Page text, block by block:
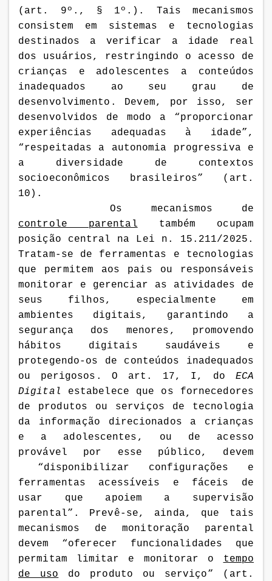
(art. 9º., § 1º.). Tais mecanismos
consistem em sistemas e tecnologias
destinados a verificar a idade real
dos usuários, restringindo o acesso de
crianças e adolescentes a conteúdos
inadequados ao seu grau de
desenvolvimento. Devem, por isso, ser
desenvolvidos de modo a “proporcionar
experiências adequadas à idade”,
“respeitadas a autonomia progressiva e
a diversidade de contextos
socioeconômicos brasileiros” (art.
10).
Os mecanismos de
controle parental também ocupam
posição central na Lei n. 15.211/2025.
Tratam-se de ferramentas e tecnologias
que permitem aos pais ou responsáveis
monitorar e gerenciar as atividades de
seus filhos, especialmente em
ambientes digitais, garantindo a
segurança dos menores, promovendo
hábitos digitais saudáveis e
protegendo-os de conteúdos inadequados
ou perigosos. O art. 17, I, do ECA
Digital estabelece que os fornecedores
de produtos ou serviços de tecnologia
da informação direcionados a crianças
e a adolescentes, ou de acesso
provável por esse público, devem
“disponibilizar configurações e
ferramentas acessíveis e fáceis de
usar que apoiem a supervisão
parental”. Prevê-se, ainda, que tais
mecanismos de monitoração parental
devem “oferecer funcionalidades que
permitam limitar e monitorar o tempo
de uso do produto ou serviço” (art.